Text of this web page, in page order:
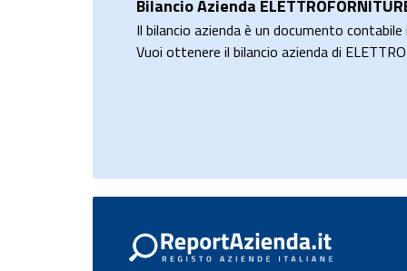
Bilancio Azienda
Il bilancio azienda è un documento
Vuoi ottenere il bilancio azienda di